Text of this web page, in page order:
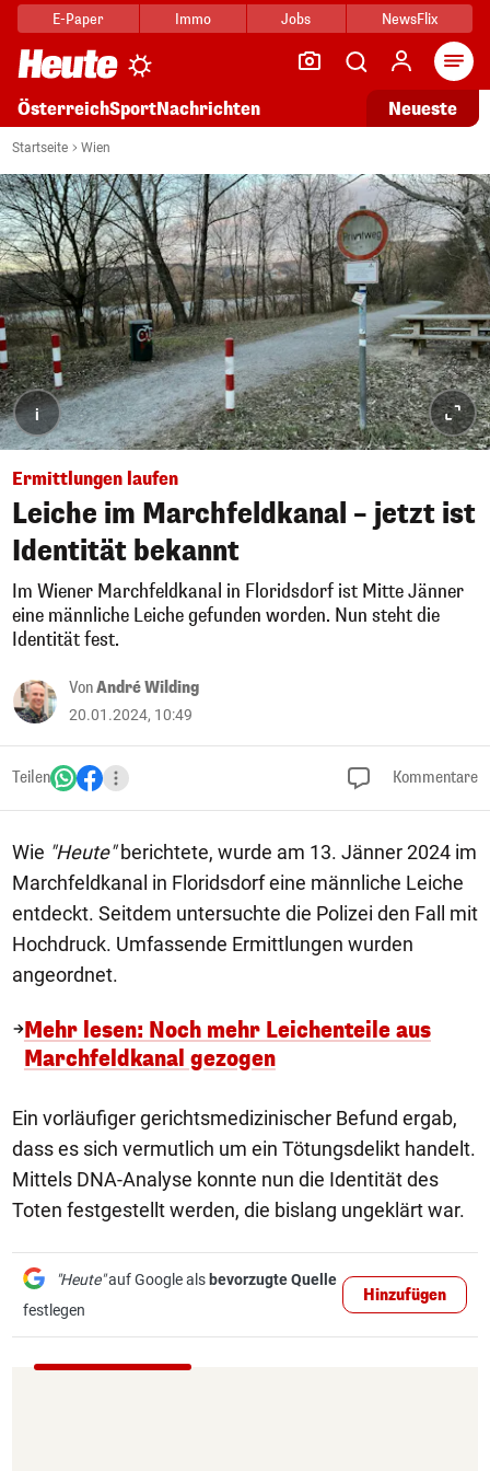
E-Paper Immo Jobs NewsFlix
ÖsterreichSportNachrichten Neueste
Startseite Wien
i
Ermittlungen laufen
Leiche im Marchfeldkanal – jetzt ist
Identität bekannt
Im Wiener Marchfeldkanal in Floridsdorf ist Mitte Jänner
eine männliche Leiche gefunden worden. Nun steht die
Identität fest.
VonAndré Wilding
20.01.2024, 10:49
Teilen Kommentare
Wie "Heute"berichtete, wurde am 13. Jänner 2024 im
Marchfeldkanal in Floridsdorf eine männliche Leiche
entdeckt. Seitdem untersuchte die Polizei den Fall mit
Hochdruck. Umfassende Ermittlungen wurden
angeordnet.
Mehr lesen: Noch mehr Leichenteile aus
Marchfeldkanal gezogen
Ein vorläufiger gerichtsmedizinischer Befund ergab,
dass es sich vermutlich um ein Tötungsdelikt handelt.
Mittels DNA-Analyse konnte nun die Identität des
Toten festgestellt werden, die bislang ungeklärt war.
"Heute"auf Google als bevorzugte Quelle
festlegen
Hinzufügen